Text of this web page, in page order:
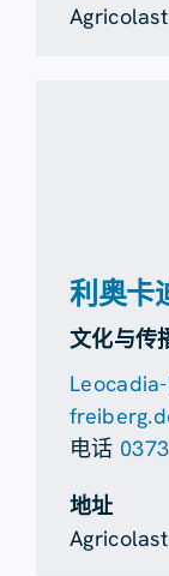
利奥卡
文化与传
电话
地址